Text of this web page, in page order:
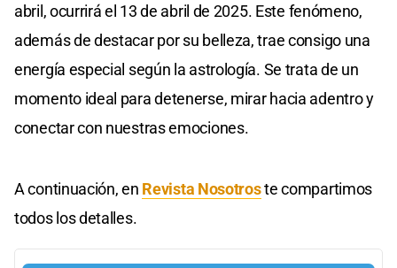
abril, ocurrirá el 13 de abril de 2025. Este fenómeno,
además de destacar por su belleza, trae consigo una
energía especial según la astrología. Se trata de un
momento ideal para detenerse, mirar hacia adentro y
conectar con nuestras emociones.
A continuación, en Revista Nosotroste compartimos
todos los detalles.